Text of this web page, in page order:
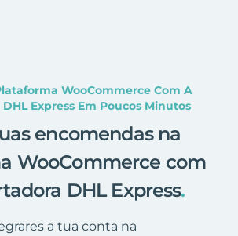
WooCommerce Com A
Express Em Poucos Minutos
encomendas na
WooCommerce com
DHL Express.
a tua conta na